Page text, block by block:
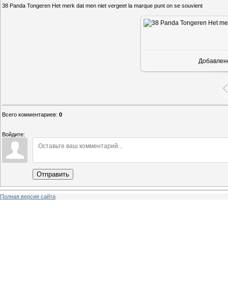
38 Panda Tongeren Het merk dat men niet vergeet la marque punt on se souvient
Всего комментариев: 0
Войдите:
Отправить
Полная версия сайта